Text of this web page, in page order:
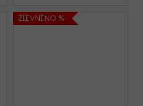
ZLEVNĚNO %